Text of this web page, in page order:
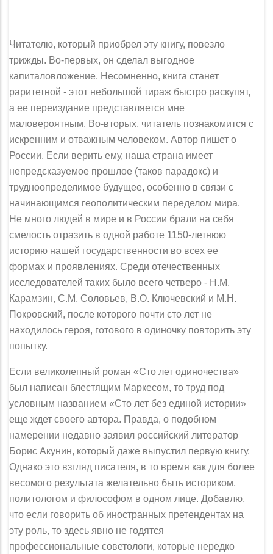
Читателю, который приобрел эту книгу, повезло
трижды. Во-первых, он сделал выгодное
капиталовложение. Несомненно, книга станет
раритет­ной - этот небольшой тираж быстро раскупят,
а ее переиздание представ­ляется мне
маловероятным. Во-вторых, читатель познакомится с
искренним и отважным человеком. Автор пишет о
России. Если верить ему, наша страна имеет
непредсказуемое прошлое (таков парадокс) и
трудноопределимое буду­щее, особенно в связи с
начинающимся геополитическим переделом мира.
Не много людей в мире и в России брали на себя
смелость отразить в одной работе 1150-летнюю
историю нашей государственности во всех ее
формах и проявлениях. Среди отечественных
исследователей таких было всего чет­веро - Н.М.
Карамзин, С.М. Соловьев, В.О. Ключевский и М.Н.
Покровский, после которого почти сто лет не
находилось героя, готового в одиночку повто­рить эту
попытку.
Если великолепный роман «Сто лет одиночества»
был написан блестящим Маркесом, то труд под
условным названием «Сто лет без единой истории»
еще ждет своего автора. Правда, о подобном
намерении недавно заявил россий­ский литератор
Борис Акунин, который даже выпустил первую книгу.
Однако это взгляд писателя, в то время как для более
весомого результата желательно быть историком,
политологом и философом в одном лице. Добавлю,
что если говорить об иностранных претендентах на
эту роль, то здесь явно не годятся
профессиональные советологи, которые нередко